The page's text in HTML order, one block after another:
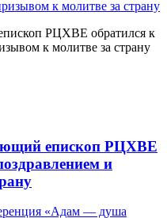
РЦХВЕ обратился к
к молитве за страну
епископ РЦХВЕ
и